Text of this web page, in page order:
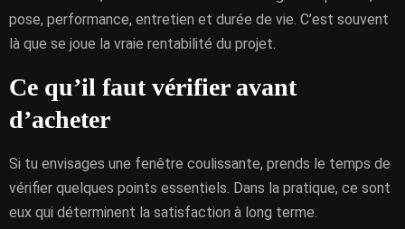
pose, performance, entretien et durée de vie. C’est souvent
là que se joue la vraie rentabilité du projet.
Ce qu’il faut vérifier avant
d’acheter
Si tu envisages une fenêtre coulissante, prends le temps de
vérifier quelques points essentiels. Dans la pratique, ce sont
eux qui déterminent la satisfaction à long terme.